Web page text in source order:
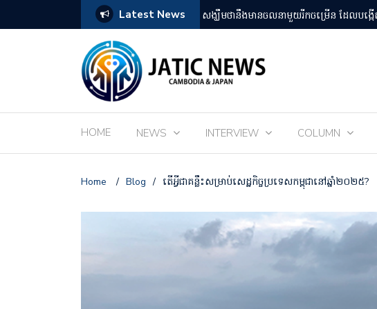
Latest News
ើងដោយអ្នកគាំទ្ររឿងអានីមេជប៉ុន ពិព័រណ៌ EXPO 2025 នៅតំបន់Osaka Kansai
HOME NEWS INTERVIEW COLUMN
Home / Blog / តើអ្វីជាគន្លឹះសម្រាប់សេដ្ឋកិច្ចប្រទេសកម្ពុជានៅឆ្នាំ២០២៥?